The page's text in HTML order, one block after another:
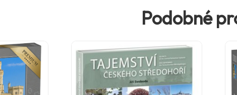
Podobné